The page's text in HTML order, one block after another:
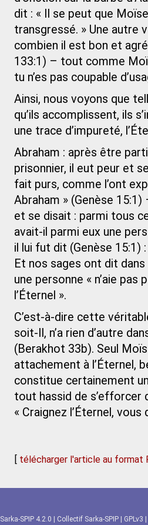
dit : « Il se peut que
transgressé. » Une autre
combien il est bon et
133:1) – tout comme
tu n’es pas coupable
Ainsi, nous voyons que
qu’ils accomplissent, ils
une trace d’impureté,
Abraham : après être
prisonnier, il eut peur et
fait purs, comme l’ont
Abraham » (Genèse 15:1)
et se disait : parmi tous
avait-il parmi eux une
il lui fut dit (Genèse 15:1) :
Et nos sages ont dit dans
une personne « n’aie pas
l’Éternel ».
C’est-à-dire cette
soit-Il, n’a rien d’autre
(Berakhot 33b). Seul
attachement à l’Éternel,
constitue certainement
tout hassid de s’efforcer
« Craignez l’Éternel,
[ télécharger l'article au format
Sarka-SPIP 4.2.0 Collectif Sarka-SPIP GPLv3